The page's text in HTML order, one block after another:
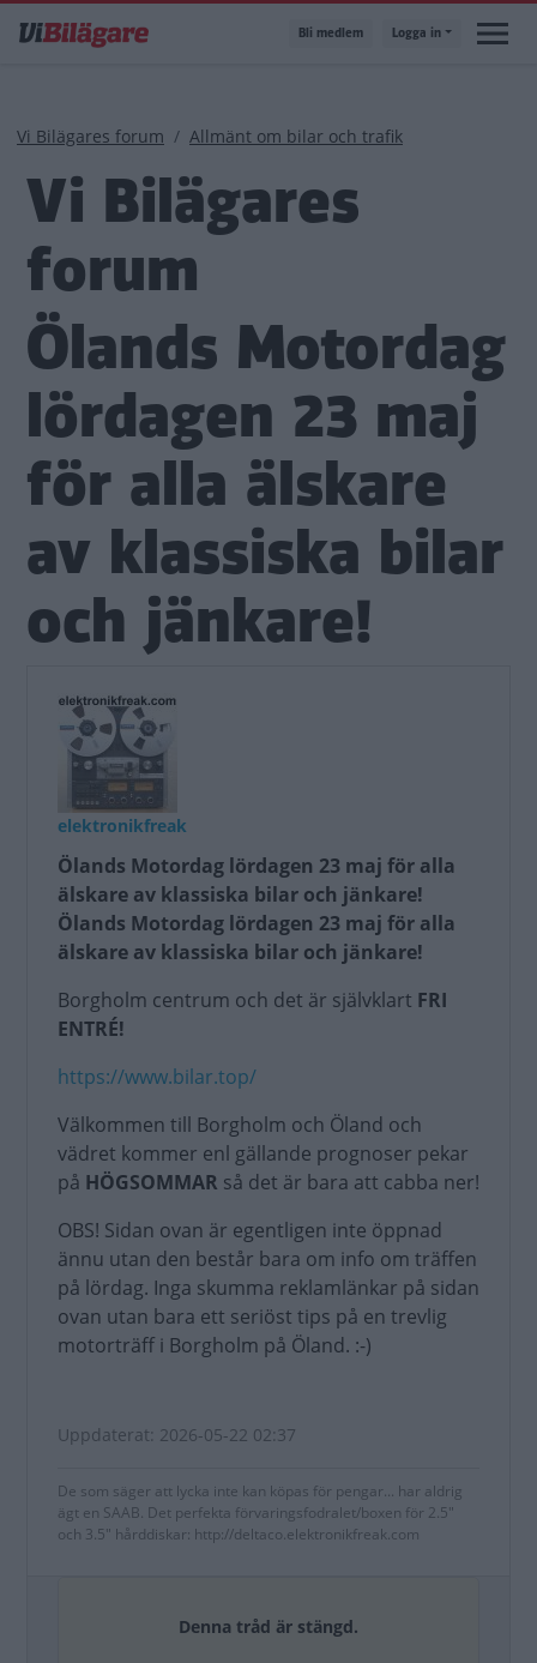
till
Bli medlem Logga in
Länkstig
Vi Bilägares forum Allmänt om bilar och trafik
Vi Bilägares
forum
Ölands Motordag
lördagen 23 maj
för alla älskare
av klassiska bilar
och jänkare!
elektronikfreak
Ölands Motordag lördagen 23 maj för alla
älskare av klassiska bilar och jänkare!
Ölands Motordag lördagen 23 maj för alla
älskare av klassiska bilar och jänkare!
Borgholm centrum och det är självklart FRI
ENTRÉ!
https://www.bilar.top/
Välkommen till Borgholm och Öland och
vädret kommer enl gällande prognoser pekar
på HÖGSOMMAR så det är bara att cabba ner!
OBS! Sidan ovan är egentligen inte öppnad
ännu utan den består bara om info om träffen
på lördag. Inga skumma reklamlänkar på sidan
ovan utan bara ett seriöst tips på en trevlig
motorträff i Borgholm på Öland. :-)
Uppdaterat: 2026-05-22 02:37
De som säger att lycka inte kan köpas för pengar... har aldrig
ägt en SAAB. Det perfekta förvaringsfodralet/boxen för 2.5"
och 3.5" hårddiskar: http://deltaco.elektronikfreak.com
Denna tråd är stängd.